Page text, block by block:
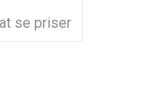
se priser